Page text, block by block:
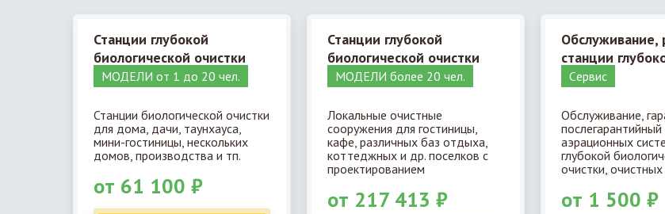
Станции глубокой
биологической очистки
МОДЕЛИ от 1 до 20 чел.
Станции биологической очистки
для дома, дачи, таунхауса,
мини-гостиницы, нескольких
домов, производства и тп.
от 61 100 ₽
Станции глубокой
биологической очистки
МОДЕЛИ более 20 чел.
Локальные очистные
сооружения для гостиницы,
кафе, различных баз отдыха,
коттеджных и др. поселков с
проектированием
от 217 413 ₽
Обслуживание,
станции
Cервис
Обслуживание,
аэрационных
глубокой
очистки,
от 1 500 ₽